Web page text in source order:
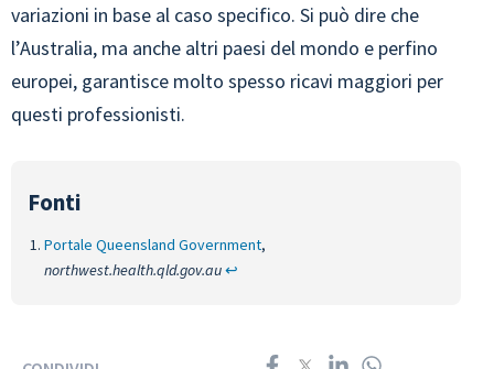
variazioni in base al caso specifico. Si può dire che
l’Australia, ma anche altri paesi del mondo e perfino
europei, garantisce molto spesso ricavi maggiori per
questi professionisti.
Portale Queensland Government,
northwest.health.qld.gov.au↩︎